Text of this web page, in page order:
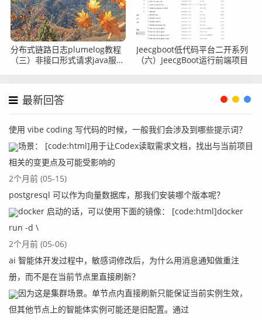
分布式链路日志plumelog教程
（三）非接口形式请求java服
Jeecgboot低代码平台二开系列
（六）JeecgBoot运行前端项目
最新回答
使用 vibe coding 写代码的时候，一般我们会涉及到哪些提示词？
场景： [code:html]用于让Codex读取需求文档，找出与当前项目
相关的变更点及可能受影响的
2个月前 (05-15)
postgresql 可以作为向量数据库，那我们安装哪个版本呢？
docker 启动的话，可以使用下面的镜像： [code:html]docker
run -d \
2个月前 (05-06)
ai 智能体开发过程中，敏感词修改后，为什么用消息通知做重注
册，而不是在当前节点里直接刷新？
因为这是集群场景。单节点内直接刷新只能保证当前实例生效，
但其他节点上的智能体实例可能还是旧配置。通过